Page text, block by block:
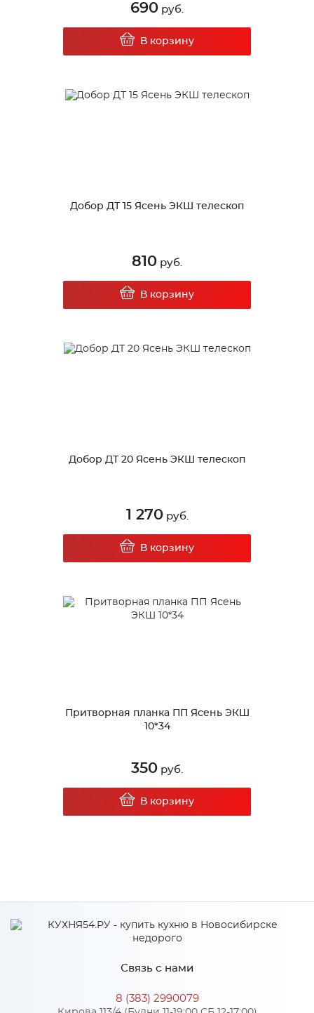
690 руб.
В корзину
Добор ДТ 15 Ясень ЭКШ телескоп
810 руб.
В корзину
Добор ДТ 20 Ясень ЭКШ телескоп
1 270руб.
В корзину
Притворная планка ПП Ясень ЭКШ
10*34
350 руб.
В корзину
Связь с нами
8 (383) 2990079